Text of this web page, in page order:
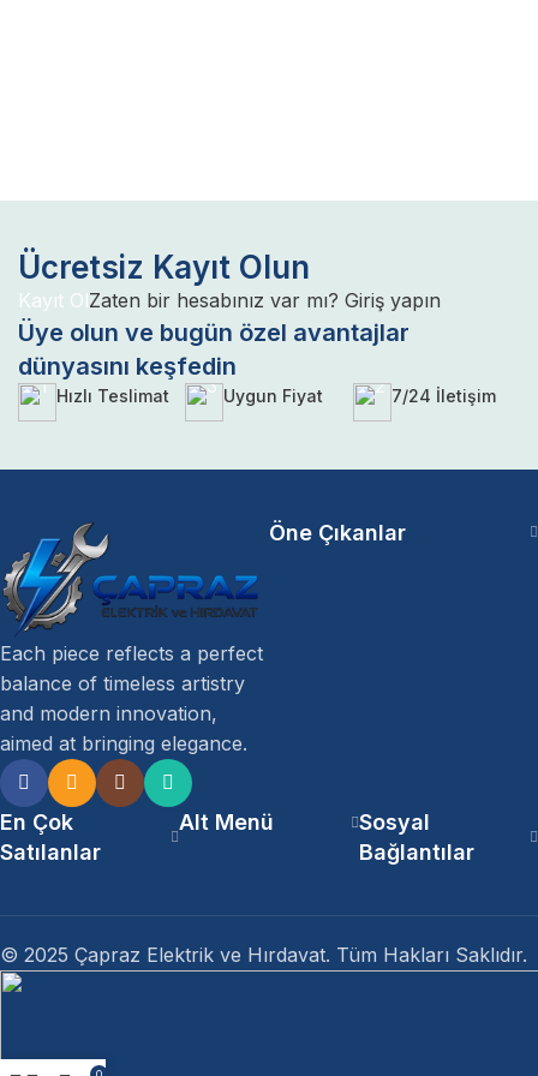
Ücretsiz Kayıt Olun
Kayıt OlZaten bir hesabınız var mı? Giriş yapın
Üye olun ve bugün özel avantajlar
dünyasını keşfedin
Hızlı Teslimat Uygun Fiyat 7/24 İletişim
Each piece reflects a perfect
balance of timeless artistry
and modern innovation,
aimed at bringing elegance.
Öne Çıkanlar
En Çok
Satılanlar
Alt Menü
Sosyal
Bağlantılar
© 2025 Çapraz Elektrik ve Hırdavat. Tüm Hakları Saklıdır.